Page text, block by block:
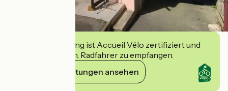
Diese Einrichtung ist Accueil Vélo zertifiziert und
verpflichtet sich, Radfahrer zu empfangen.
Ihre Verpflichtungen ansehen